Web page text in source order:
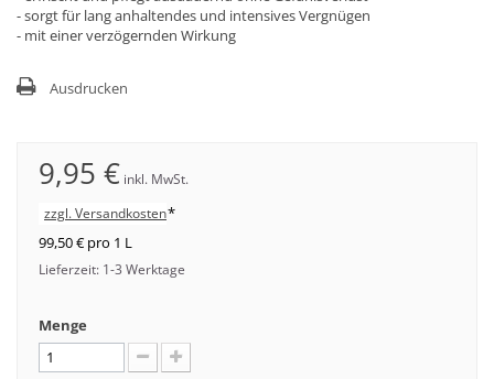
- sorgt für lang anhaltendes und intensives Vergnügen
- mit einer verzögernden Wirkung
Ausdrucken
9,95 € inkl. MwSt.
zzgl. Versandkosten*
99,50 € pro 1 L
Lieferzeit: 1-3 Werktage
Menge